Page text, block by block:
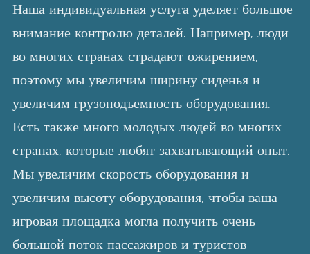
Наша индивидуальная услуга уделяет большое
внимание контролю деталей. Например, люди
во многих странах страдают ожирением,
поэтому мы увеличим ширину сиденья и
увеличим грузоподъемность оборудования.
Есть также много молодых людей во многих
странах, которые любят захватывающий опыт.
Мы увеличим скорость оборудования и
увеличим высоту оборудования, чтобы ваша
игровая площадка могла получить очень
большой поток пассажиров и туристов